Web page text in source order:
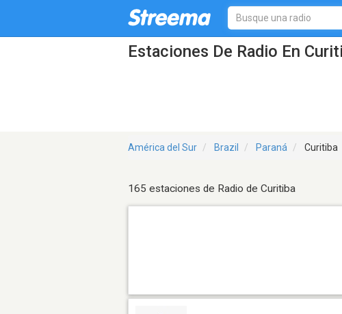
Estaciones De Radio En
América del Sur Brazil Paraná Curitiba
165 estaciones de Radio de Curitiba